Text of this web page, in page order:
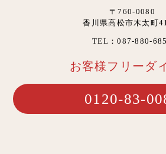
〒760-0080
香川県高松市木太町
TEL：087-880-
お客様フリーダ
0120-83-